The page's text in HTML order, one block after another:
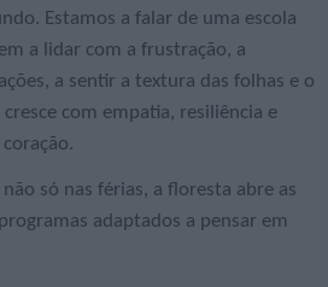
Estamos a falar de uma escola
a lidar com a frustração, a
a sentir a textura das folhas e o
com empatia, resiliência e
só nas férias, a floresta abre as
adaptados a pensar em